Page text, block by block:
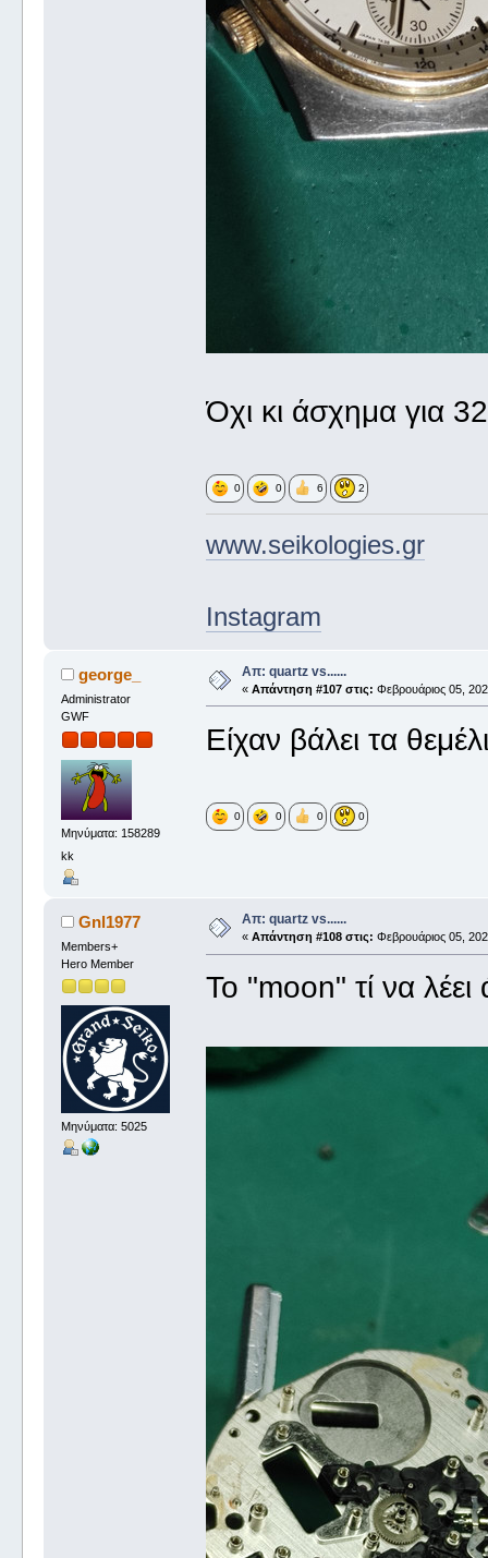
Όχι κι άσχημα για
0 0 6 2
www.seikologies.gr
Instagram
george_
Administrator
GWF
Μηνύματα: 158289
kk
Απ: quartz vs......
« Απάντηση #107 στις: Φεβρουάριος 05,
Είχαν βάλει τα
0 0 0 0
Gnl1977
Members+
Hero Member
Μηνύματα: 5025
Απ: quartz vs......
« Απάντηση #108 στις: Φεβρουάριος 05,
Το "moon" τί να